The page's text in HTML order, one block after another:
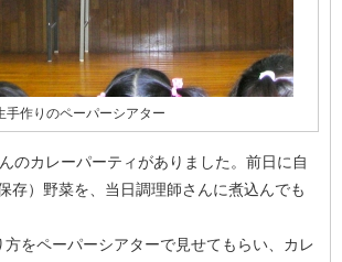
手作りのペーパーシアター
のカレーパーティがありました。前日に自
存）野菜を、当日調理師さんに煮込んでも
をペーパーシアターで見せてもらい、カレ